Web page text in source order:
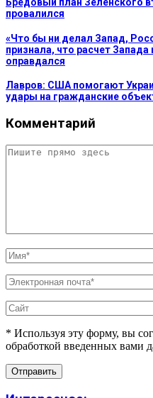
провалился
«Что бы ни делал Запад,
признала, что расчет
оправдался
Лавров: США помогают
удары на гражданские
Комментарий
* Используя эту форму, вы
обработкой введенных вами